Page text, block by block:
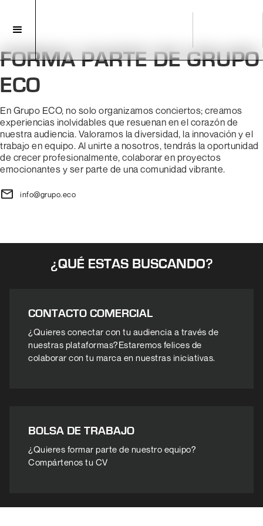
FORMA PARTE DE GRUPO
ECO
En Grupo ECO, no solo organizamos conciertos; creamos
experiencias inolvidables que resuenan en el corazón de
nuestra audiencia. Valoramos la diversidad, la innovación y el
trabajo en equipo. Al unirte a nosotros, tendrás la oportunidad
de crecer profesionalmente, colaborar en proyectos
emocionantes y ser parte de una comunidad vibrante.
info@grupo.eco
¿QUÉ ESTAS BUSCANDO?
CONTACTO COMERCIAL
¿Quieres conectar con tu audiencia a través de
nuestras plataformas?Estaremos felices de
colaborar con tu marca en nuestras iniciativas.
BOLSA DE TRABAJO
¿Quieres formar parte de nuestro equipo?
Compártenos tu CV